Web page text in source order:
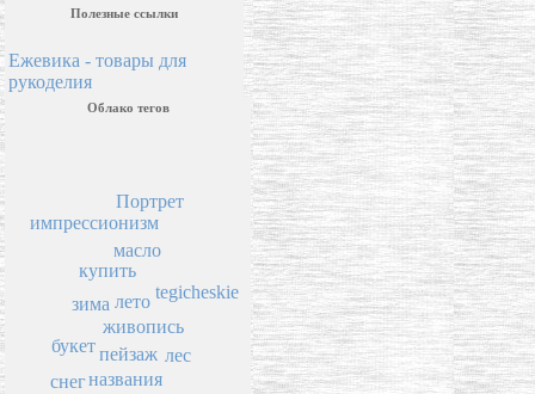
Полезные ссылки
Ежевика - товары для
рукоделия
Облако тегов
пейзаж
названия
живопись
лето
купить
лес
зима
букет
масло
снег
tegicheskie
импрессионизм
Портрет